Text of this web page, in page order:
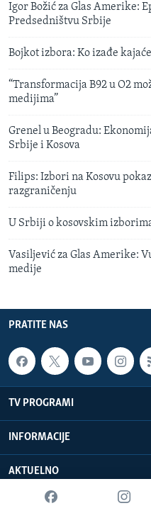
Igor Božić za Glas Amerike:
Predsedništvu Srbije
Bojkot izbora: Ko izađe
“Transformacija B92 u O2
medijima”
Grenel u Beogradu:
Srbije i Kosova
Filips: Izbori na Kosovu
razgraničenju
U Srbiji o kosovskim
Vasiljević za Glas Amerike:
medije
PRATITE NAS
TV PROGRAMI
INFORMACIJE
AKTUELNO